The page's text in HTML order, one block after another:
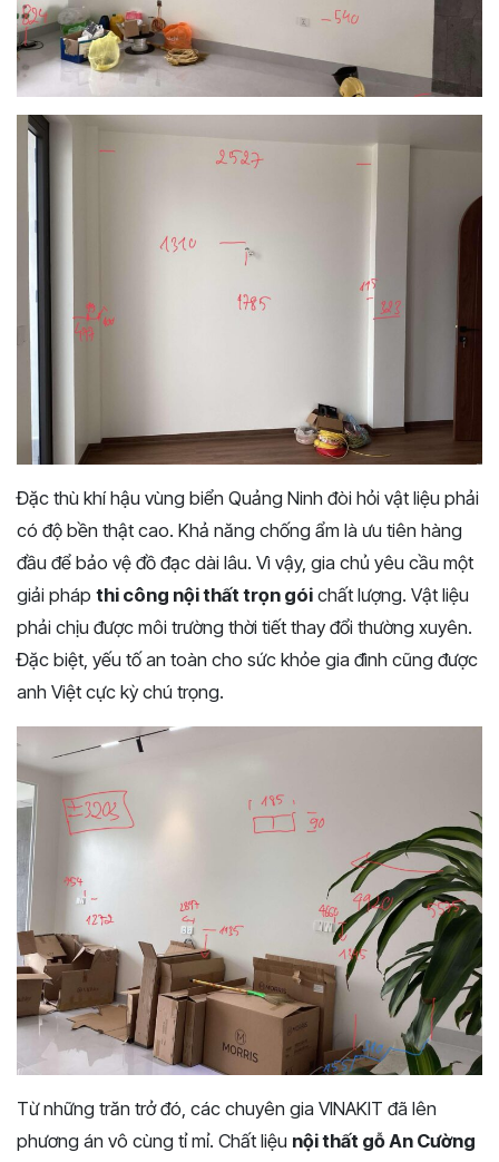
Đặc thù khí hậu vùng biển Quảng Ninh đòi hỏi vật liệu phải
có độ bền thật cao. Khả năng chống ẩm là ưu tiên hàng
đầu để bảo vệ đồ đạc dài lâu. Vì vậy, gia chủ yêu cầu một
giải pháp thi công nội thất trọn gói chất lượng. Vật liệu
phải chịu được môi trường thời tiết thay đổi thường xuyên.
Đặc biệt, yếu tố an toàn cho sức khỏe gia đình cũng được
anh Việt cực kỳ chú trọng.
Từ những trăn trở đó, các chuyên gia VINAKIT đã lên
phương án vô cùng tỉ mỉ. Chất liệu nội thất gỗ An Cường